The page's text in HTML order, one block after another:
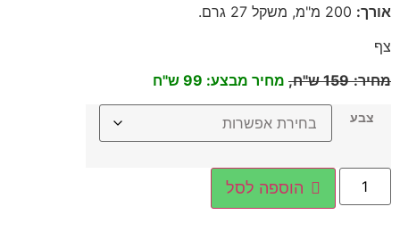
אורך: מ"מ, משקל 27 גרם
.
צף
מחיר:
159 ש"ח, מחיר מבצע: 99 ש"ח
צבע
הוספה לסל